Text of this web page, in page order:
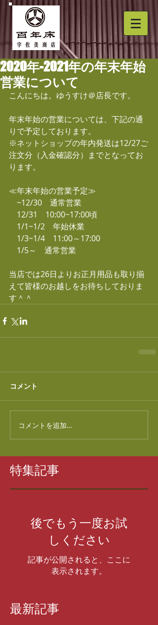
2020年-2021年の年末年始
営業について
こんにちは。ゆうすけ＠店長です。
年末年始の営業については、下記の通
りで予定しております。
※ネットショップの年内発送は12/27ご
注文分（入金確認分）までとなってお
ります。
≪年末年始の営業予定≫
~12/30　通常営業
12/31　10:00~17:00頃
1/1~1/2　年始休業
1/3~1/4　11:00～17:00
1/5～　通常営業
当店では26日よりお正月用品も取り揃
えて皆様のお越しをお待ちしておりま
す＾＾
コメント
コメントを追加…
特集記事
後でもう一度お試
しください
記事が公開されると、ここに
表示されます。
最新記事